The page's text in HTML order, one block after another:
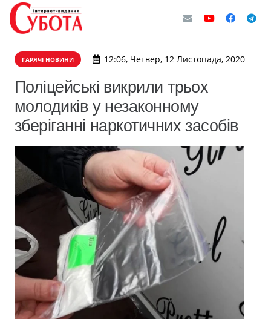
ГАРЯЧІ НОВИНИ 12:06, Четвер, 12 Листопада, 2020
Поліцейські викрили трьох
молодиків у незаконному
зберіганні наркотичних засобів